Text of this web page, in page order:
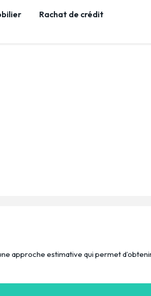
Rachat de crédit
approche estimative qui permet